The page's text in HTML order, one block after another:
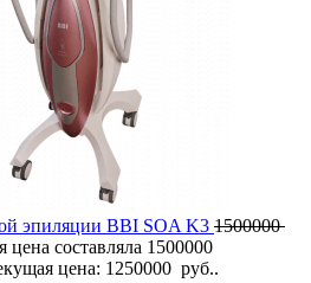
эпиляции BBI SOA K3 1500000
цена составляла 1500000
цена: 1250000 руб..